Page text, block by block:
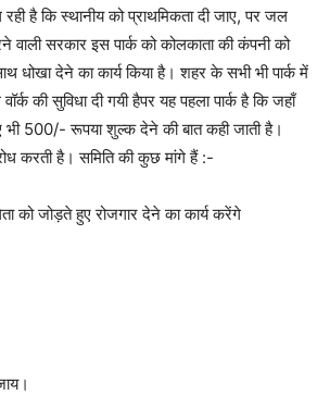
है कि स्थानीय को प्राथमिकता दी जाए, पर जल
सरकार इस पार्क को कोलकाता की कंपनी को
धोखा देने का कार्य किया है। शहर के सभी भी पार्क में
वॉर्क की सुविधा दी गयी हैपर यह पहला पार्क है कि जहाँ
भी 500/- रूपया शुल्क देने की बात कही जाती है।
करती है। समिति की कुछ मांगे हैं :-
को जोड़ते हुए रोजगार देने का कार्य करेंगे